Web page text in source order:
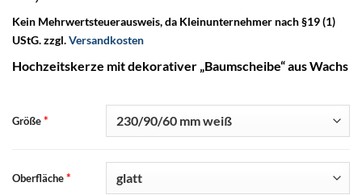
Kein Mehrwertsteuerausweis, da Kleinunternehmer nach §19 (1)
UStG.zzgl.Versandkosten
Hochzeitskerze mit dekorativer „Baumscheibe“ aus Wachs
Größe*
Oberfläche*